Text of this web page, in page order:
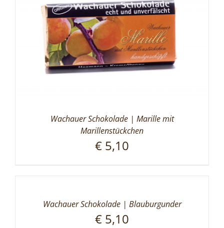
Wachauer Schokolade | Marille mit
Marillenstückchen
€ 5,10
Wachauer Schokolade | Blauburgunder
€ 5,10